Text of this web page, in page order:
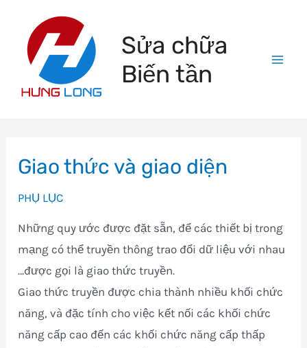
content
Sửa chữa
Biến tần
Giao thức và giao diện
PHỤ LỤC
Những quy ước được đặt sẵn, để các thiết bị trong
mạng có thể truyền thông trao đổi dữ liệu với nhau
…được gọi là giao thức truyền.
Giao thức truyền được chia thành nhiều khối chức
năng, và đặc tính cho việc kết nối các khối chức
năng cấp cao đến các khối chức năng cấp thấp